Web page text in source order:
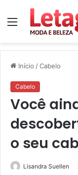
Menu
Início /Cabelo
Cabelo
Você
o seu
Lisandra Suellen